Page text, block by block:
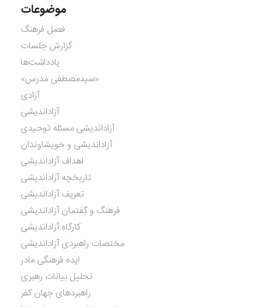
موضوعات
فصل فرهنگ
گزارش جلسات
یادداشت‌ها
«سیدمصطفی مدرس»
آزادی
آزاداندیشی
آزاداندیشی مسئله توحیدی
آزاداندیشی و خویشاوندان
اهداف آزاداندیشی
تاریخچه آزاداندیشی
تعریف آزاداندیشی
فرهنگ و گفتمان آزاداندیشی
کارگاه آزاداندیشی
مختصات راهبردی آزاداندیشی
ایده فرهنگی مادر
تحلیل بیانات رهبری
راهبردهای جهان کفر